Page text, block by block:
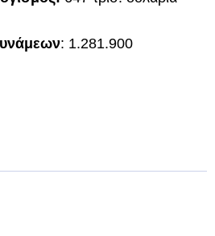
: 1.281.900